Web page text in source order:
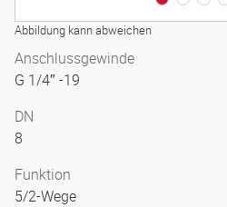
Abbildung kann abweichen
Anschlussgewinde
G 1/4″ -19
DN
8
Funktion
5/2-Wege